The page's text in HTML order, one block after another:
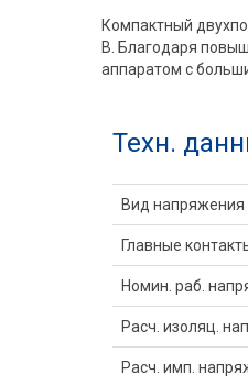
Компактный
В. Благодаря
аппаратом с
Техн.
Вид напряжения
Главные
Номин. раб.
Расч. изоляц.
Расч. имп.